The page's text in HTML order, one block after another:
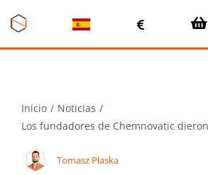
contenido
Inicio
Noticias
Los fundadores de Chemnovatic
Tomasz Płaska